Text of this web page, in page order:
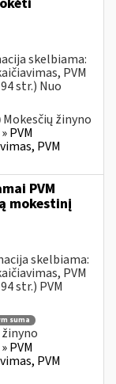
skelbiama:
PVM
str.) Nuo
Mokesčių žinyno
PVM
PVM
PVM
mokestinį
skelbiama:
PVM
str.) PVM
suma
PVM
PVM